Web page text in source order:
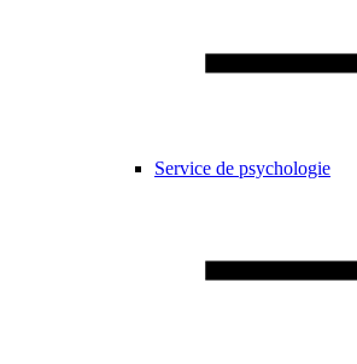
Service de psychologie